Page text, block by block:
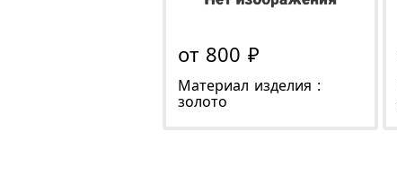
от 800 ₽
Материал изделия :
золото